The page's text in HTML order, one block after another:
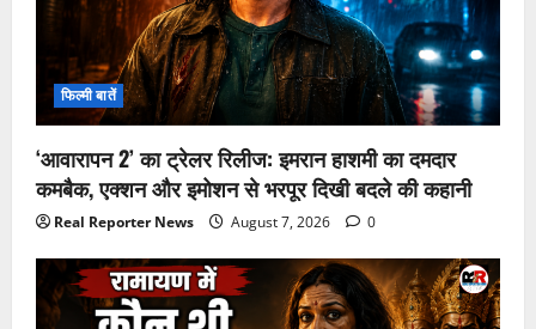
फिल्मी बातें
‘आवारापन 2’ का ट्रेलर रिलीज: इमरान हाशमी का दमदार
कमबैक, एक्शन और इमोशन से भरपूर दिखी बदले की कहानी
Real Reporter News August 7, 2026 0